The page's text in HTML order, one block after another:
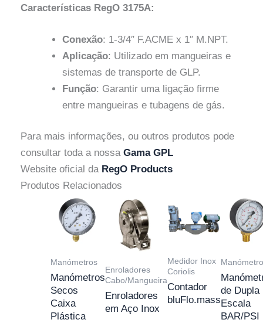
Características RegO 3175A:
Conexão: 1-3/4″ F.ACME x 1″ M.NPT.
Aplicação: Utilizado em mangueiras e
sistemas de transporte de GLP.
Função: Garantir uma ligação firme
entre mangueiras e tubagens de gás.
Para mais informações, ou outros produtos pode
consultar toda a nossa Gama GPL
Website oficial da RegO Products
Produtos Relacionados
Manómetros
Manómetros
Secos
Caixa
Plástica
Enroladores
Cabo/Mangueira
Enroladores
em Aço Inox
Medidor Inox
Coriolis
Contador
bluFlo.mass
de Dupla
Escala
BAR/PSI